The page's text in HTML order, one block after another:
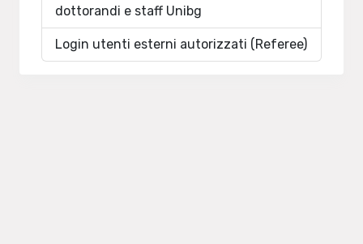
dottorandi e staff Unibg
Login utenti esterni autorizzati (Referee)